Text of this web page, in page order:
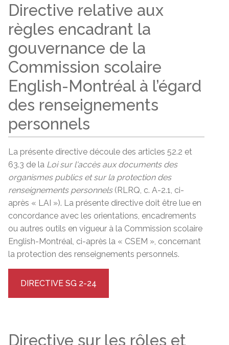
Directive relative aux
règles encadrant la
gouvernance de la
Commission scolaire
English-Montréal à l’égard
des renseignements
personnels
La présente directive découle des articles 52.2 et
63.3 de la Loi sur l'accès aux documents des
organismes publics et sur la protection des
renseignements personnels (RLRQ, c. A-2.1, ci-
après « LAI »). La présente directive doit être lue en
concordance avec les orientations, encadrements
ou autres outils en vigueur à la Commission scolaire
English-Montréal, ci-après la « CSEM », concernant
la protection des renseignements personnels.
DIRECTIVE SG 2-24
Directive sur les rôles et